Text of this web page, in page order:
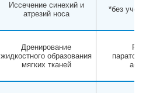
Иссечение синехий и
атрезий носа
*без
Дренирование
жидкостного образования
мягких тканей